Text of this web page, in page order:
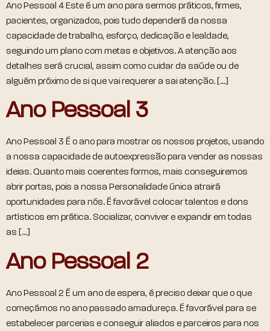
Ano Pessoal 4 Este é um ano para sermos práticos, firmes,
pacientes, organizados, pois tudo dependerá da nossa
capacidade de trabalho, esforço, dedicação e lealdade,
seguindo um plano com metas e objetivos. A atenção aos
detalhes será crucial, assim como cuidar da saúde ou de
alguém próximo de si que vai requerer a sai atenção. […]
Ano Pessoal 3
Ano Pessoal 3 É o ano para mostrar os nossos projetos, usando
a nossa capacidade de autoexpressão para vender as nossas
ideias. Quanto mais coerentes formos, mais conseguiremos
abrir portas, pois a nossa Personalidade única atrairá
oportunidades para nós. É favorável colocar talentos e dons
artísticos em prática. Socializar, conviver e expandir em todas
as […]
Ano Pessoal 2
Ano Pessoal 2 É um ano de espera, é preciso deixar que o que
começámos no ano passado amadureça. É favorável para se
estabelecer parcerias e conseguir aliados e parceiros para nos